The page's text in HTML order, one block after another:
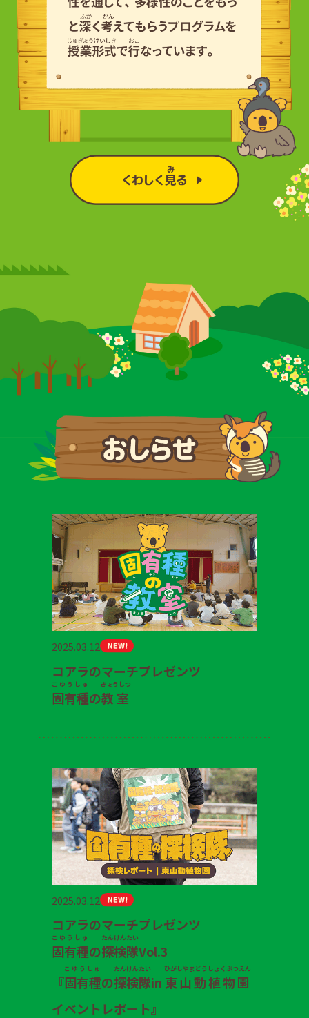
2025.03.12
コアラのマーチプレゼンツ
固有種
こゆうしゅ
の教室
きょうしつ
2025.03.12
コアラのマーチプレゼンツ
固有種
こゆうしゅ
の探検
たんけん
隊
たい
Vol.3
『固有種
こゆうしゅ
の探検
たんけん
隊
たい
in 東山動植物園
ひがしやまどうしょくぶつえん
イベントレポート』